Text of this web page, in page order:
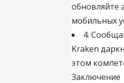
обновляйте
мобильных
4.
Kraken
этом
Заключение